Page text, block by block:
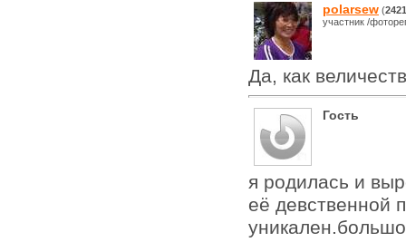
polarsew (2421
участник /
Да, как
Гость
я родилась и
её девственной